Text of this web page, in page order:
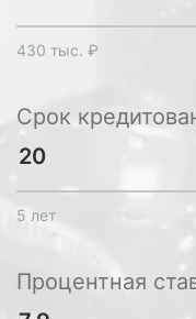
430 тыс. ₽
Срок
5 лет
Процентная